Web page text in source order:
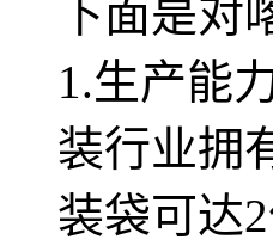
下面是
1.生产能
装行业拥
装袋可达